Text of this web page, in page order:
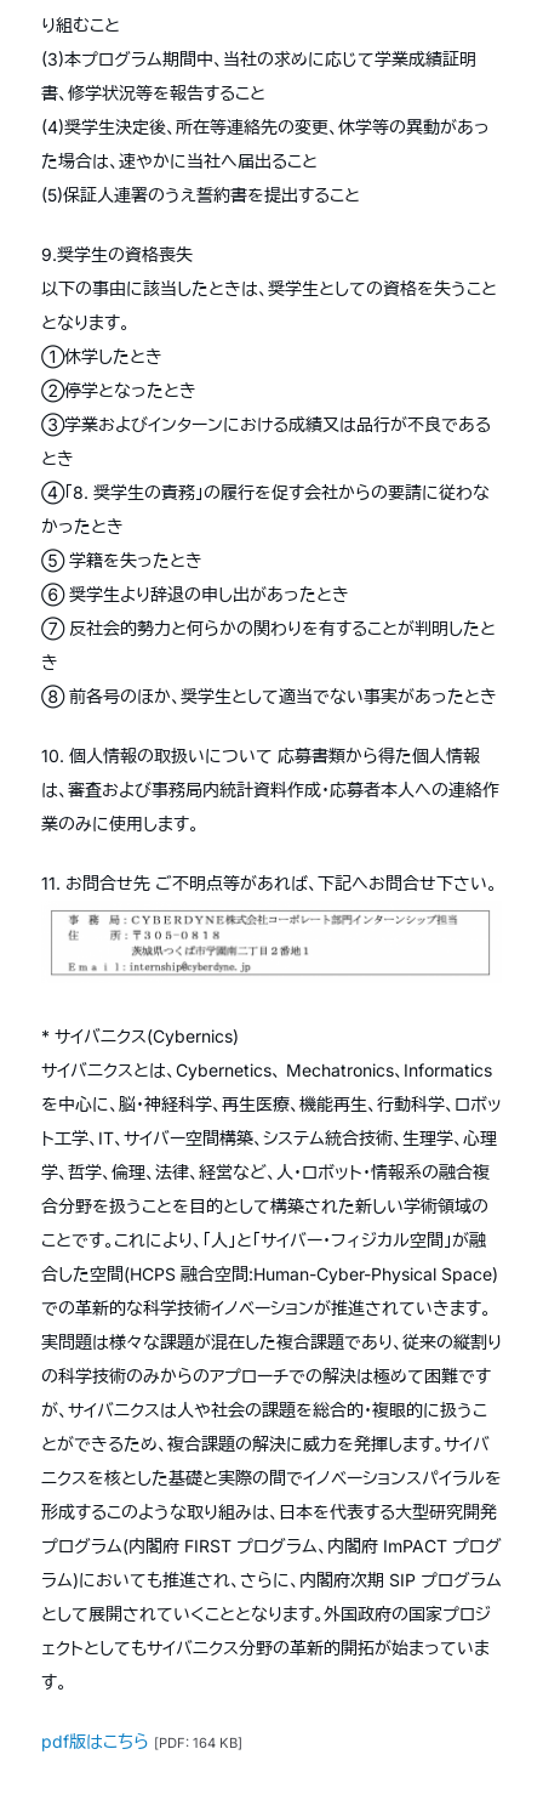
り組むこと
(3)本プログラム期間中、当社の求めに応じて学業成績証明
書、修学状況等を報告すること
(4)奨学生決定後、所在等連絡先の変更、休学等の異動があっ
た場合は、速やかに当社へ届出ること
(5)保証人連署のうえ誓約書を提出すること
9.奨学生の資格喪失
以下の事由に該当したときは、奨学生としての資格を失うこと
となります。
①休学したとき
②停学となったとき
③学業およびインターンにおける成績又は品行が不良である
とき
④「8. 奨学生の責務」の履行を促す会社からの要請に従わな
かったとき
⑤ 学籍を失ったとき
⑥ 奨学生より辞退の申し出があったとき
⑦ 反社会的勢力と何らかの関わりを有することが判明したと
き
⑧ 前各号のほか、奨学生として適当でない事実があったとき
10. 個人情報の取扱いについて 応募書類から得た個人情報
は、審査および事務局内統計資料作成・応募者本人への連絡作
業のみに使用します。
11. お問合せ先 ご不明点等があれば、下記へお問合せ下さい。
* サイバニクス(Cybernics)
サイバニクスとは、Cybernetics、 Mechatronics、Informatics
を中心に、脳・神経科学、再生医療、機能再生、行動科学、ロボッ
ト工学、IT、サイバー空間構築、システム統合技術、生理学、心理
学、哲学、倫理、法律、経営など、人・ロボット・情報系の融合複
合分野を扱うことを目的として構築された新しい学術領域の
ことです。これにより、「人」と「サイバー・フィジカル空間」が融
合した空間(HCPS 融合空間:Human-Cyber-Physical Space)
での革新的な科学技術イノベーションが推進されていきます。
実問題は様々な課題が混在した複合課題であり、従来の縦割り
の科学技術のみからのアプローチでの解決は極めて困難です
が、サイバニクスは人や社会の課題を総合的・複眼的に扱うこ
とができるため、複合課題の解決に威力を発揮します。サイバ
ニクスを核とした基礎と実際の間でイノベーションスパイラルを
形成するこのような取り組みは、日本を代表する大型研究開発
プログラム(内閣府 FIRST プログラム、内閣府 ImPACT プログ
ラム)においても推進され、さらに、内閣府次期 SIP プログラム
として展開されていくこととなります。外国政府の国家プロジ
ェクトとしてもサイバニクス分野の革新的開拓が始まっていま
す。
pdf版はこちら [PDF: 164 KB]